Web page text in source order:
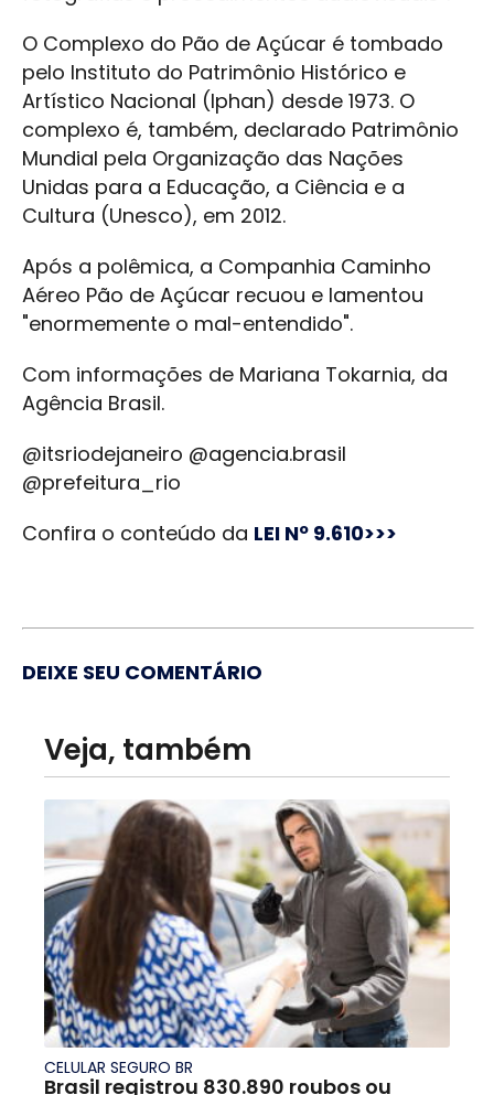
O Complexo do Pão de Açúcar é tombado
pelo Instituto do Patrimônio Histórico e
Artístico Nacional (Iphan) desde 1973. O
complexo é, também, declarado Patrimônio
Mundial pela Organização das Nações
Unidas para a Educação, a Ciência e a
Cultura (Unesco), em 2012.
Após a polêmica, a Companhia Caminho
Aéreo Pão de Açúcar recuou e lamentou
"enormemente o mal-entendido".
Com informações de Mariana Tokarnia, da
Agência Brasil.
@itsriodejaneiro @agencia.brasil
@prefeitura_rio
Confira o conteúdo da LEI Nº 9.610>>>
DEIXE SEU COMENTÁRIO
Veja, também
CELULAR SEGURO BR
Brasil registrou 830.890 roubos ou